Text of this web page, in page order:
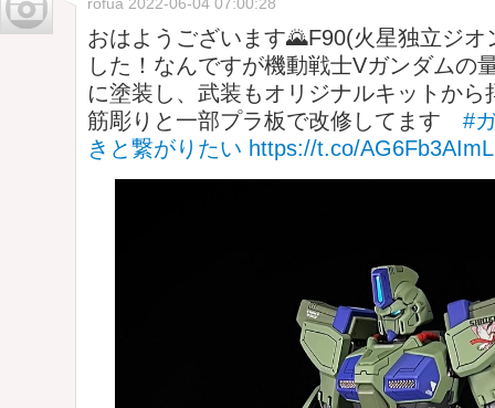
おはようございます🌄F90(火星独立ジ
した！なんですが機動戦士Vガンダムの
に塗装し、武装もオリジナルキットか
筋彫りと一部プラ板で改修してます #
きと繋がりたい https://t.co/AG6Fb3AImL